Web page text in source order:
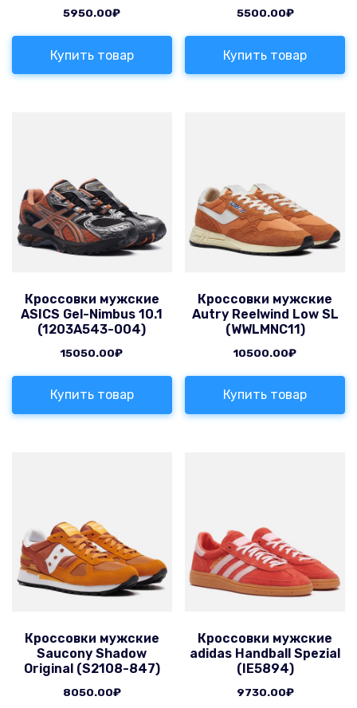
5950.00₽
Купить товар
5500.00₽
Купить товар
Кроссовки мужские
ASICS Gel-Nimbus 10.1
(1203A543-004)
15050.00₽
Купить товар
Кроссовки мужские
Autry Reelwind Low SL
(WWLMNC11)
10500.00₽
Купить товар
Кроссовки мужские
Saucony Shadow
Original (S2108-847)
8050.00₽
Кроссовки мужские
adidas Handball Spezial
(IE5894)
9730.00₽